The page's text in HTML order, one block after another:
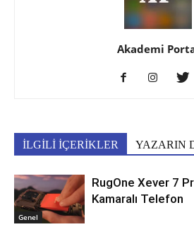
Akademi
İLGİLİ İÇERİKLER YAZARIN
Genel
RugOne Xever 7
Kamaralı Telefon